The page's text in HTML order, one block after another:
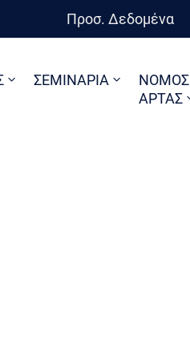
Προσ. Δεδομένα
ΣΕΜΙΝΑΡΙΑ
ΝΟΜΟΣ
ΑΡΤΑΣ